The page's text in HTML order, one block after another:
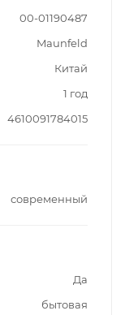
00-01190487
Maunfeld
Китай
1 год
4610091784015
современный
Да
бытовая